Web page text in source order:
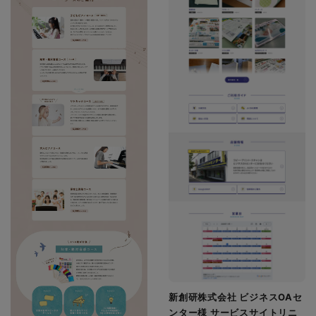
新創研株式会社 ビジネスOAセ
ンター様 サービスサイトリニ